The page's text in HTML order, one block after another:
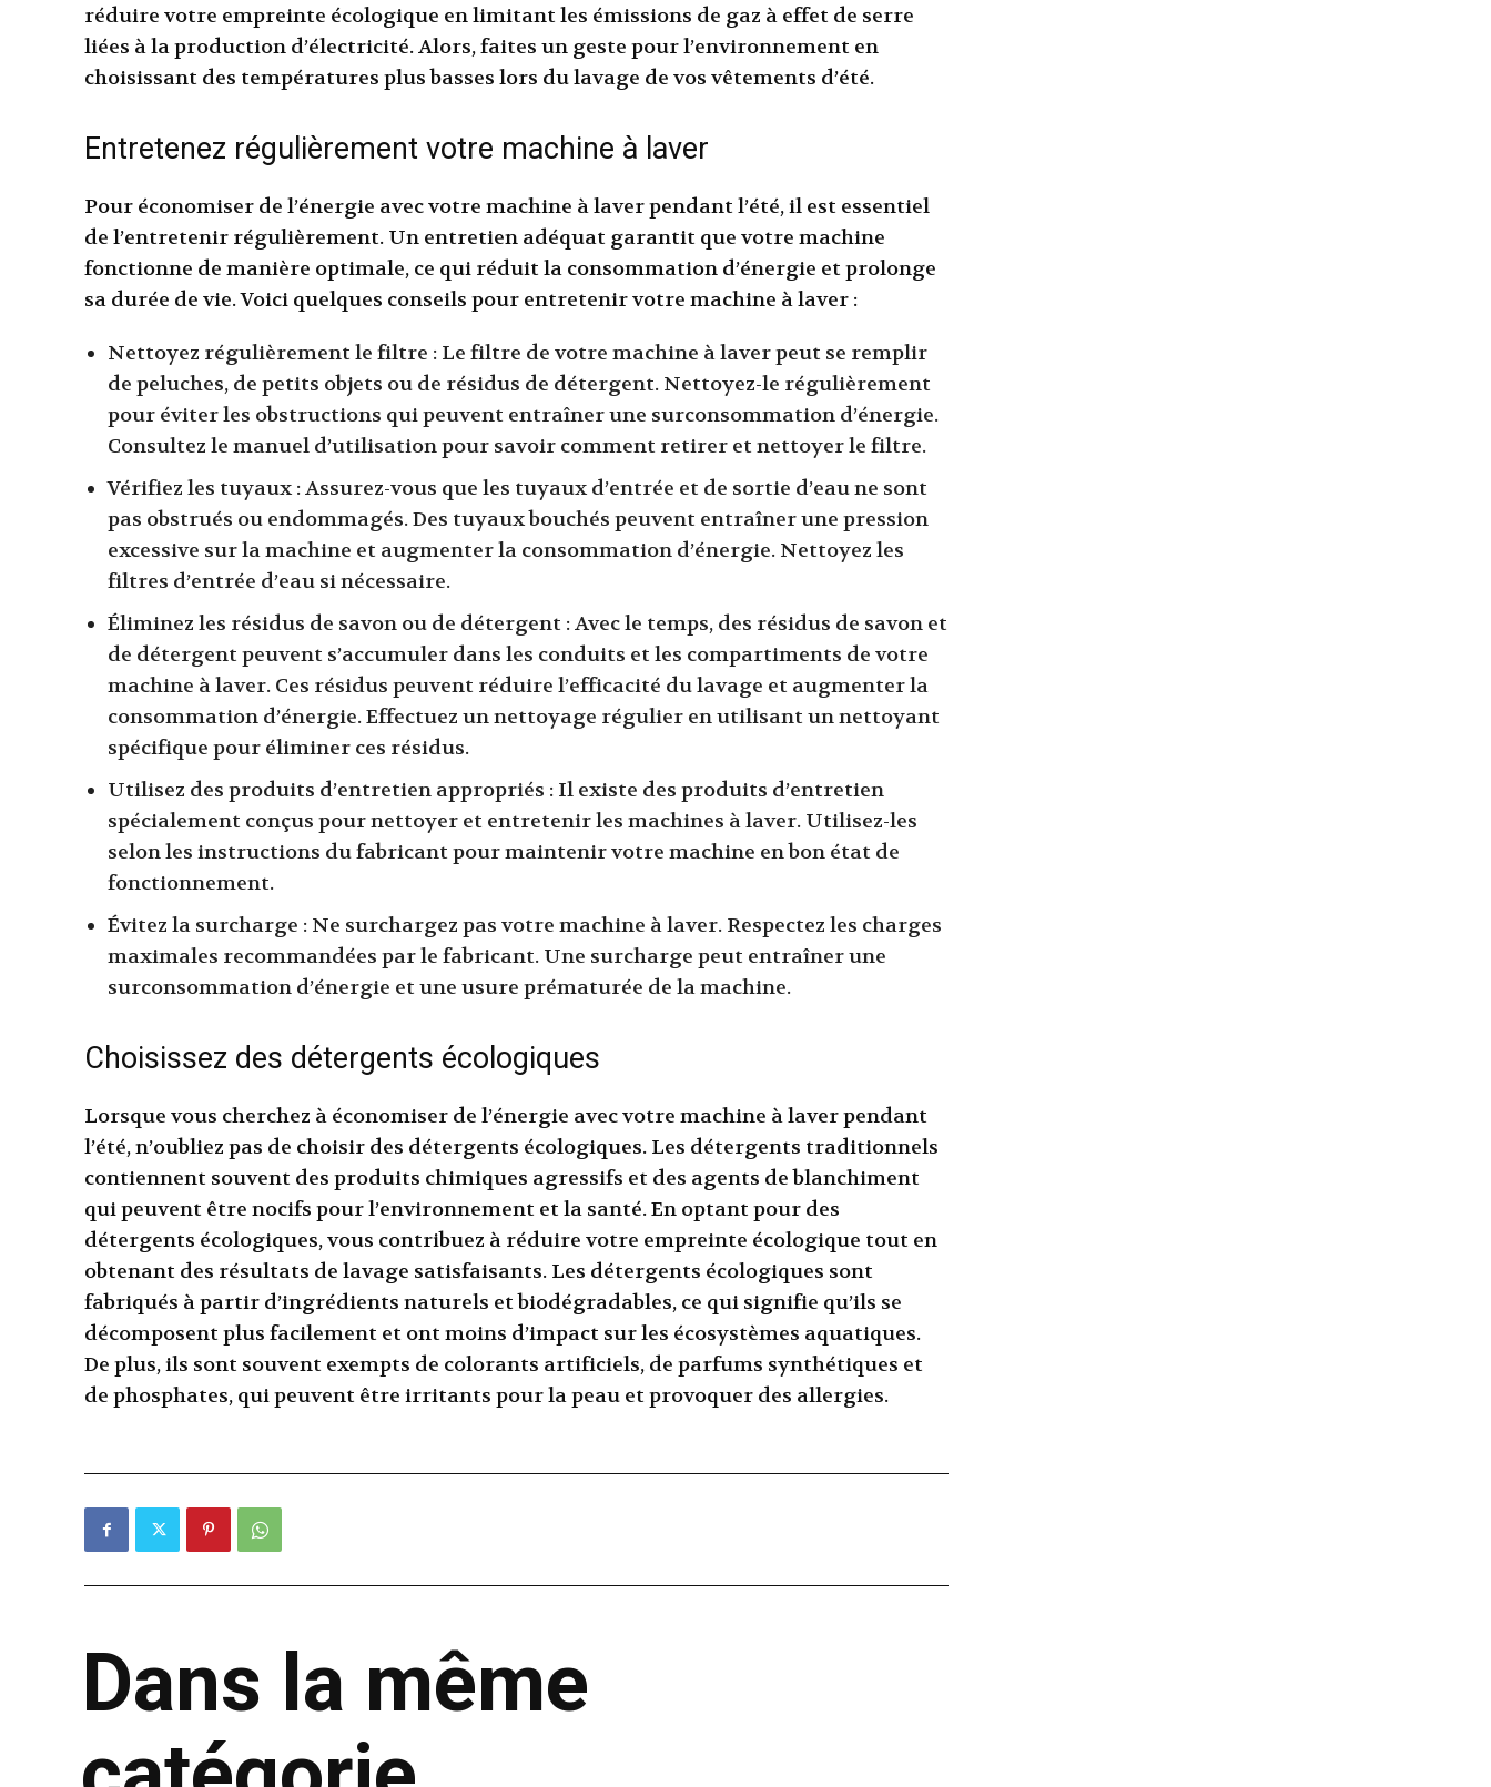
réduire votre empreinte écologique en limitant les émissions de gaz à effet de serre
liées à la production d’électricité. Alors, faites un geste pour l’environnement en
choisissant des températures plus basses lors du lavage de vos vêtements d’été.
Entretenez régulièrement votre machine à laver
Pour économiser de l’énergie avec votre machine à laver pendant l’été, il est essentiel
de l’entretenir régulièrement. Un entretien adéquat garantit que votre machine
fonctionne de manière optimale, ce qui réduit la consommation d’énergie et prolonge
sa durée de vie. Voici quelques conseils pour entretenir votre machine à laver :
Nettoyez régulièrement le filtre : Le filtre de votre machine à laver peut se remplir
de peluches, de petits objets ou de résidus de détergent. Nettoyez-le régulièrement
pour éviter les obstructions qui peuvent entraîner une surconsommation d’énergie.
Consultez le manuel d’utilisation pour savoir comment retirer et nettoyer le filtre.
Vérifiez les tuyaux : Assurez-vous que les tuyaux d’entrée et de sortie d’eau ne sont
pas obstrués ou endommagés. Des tuyaux bouchés peuvent entraîner une pression
excessive sur la machine et augmenter la consommation d’énergie. Nettoyez les
filtres d’entrée d’eau si nécessaire.
Éliminez les résidus de savon ou de détergent : Avec le temps, des résidus de savon et
de détergent peuvent s’accumuler dans les conduits et les compartiments de votre
machine à laver. Ces résidus peuvent réduire l’efficacité du lavage et augmenter la
consommation d’énergie. Effectuez un nettoyage régulier en utilisant un nettoyant
spécifique pour éliminer ces résidus.
Utilisez des produits d’entretien appropriés : Il existe des produits d’entretien
spécialement conçus pour nettoyer et entretenir les machines à laver. Utilisez-les
selon les instructions du fabricant pour maintenir votre machine en bon état de
fonctionnement.
Évitez la surcharge : Ne surchargez pas votre machine à laver. Respectez les charges
maximales recommandées par le fabricant. Une surcharge peut entraîner une
surconsommation d’énergie et une usure prématurée de la machine.
Choisissez des détergents écologiques
Lorsque vous cherchez à économiser de l’énergie avec votre machine à laver pendant
l’été, n’oubliez pas de choisir des détergents écologiques. Les détergents traditionnels
contiennent souvent des produits chimiques agressifs et des agents de blanchiment
qui peuvent être nocifs pour l’environnement et la santé. En optant pour des
détergents écologiques, vous contribuez à réduire votre empreinte écologique tout en
obtenant des résultats de lavage satisfaisants. Les détergents écologiques sont
fabriqués à partir d’ingrédients naturels et biodégradables, ce qui signifie qu’ils se
décomposent plus facilement et ont moins d’impact sur les écosystèmes aquatiques.
De plus, ils sont souvent exempts de colorants artificiels, de parfums synthétiques et
de phosphates, qui peuvent être irritants pour la peau et provoquer des allergies.
Dans la même